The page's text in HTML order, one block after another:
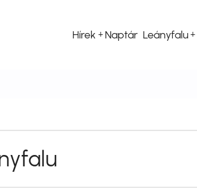
Hírek Naptár Leányfalu